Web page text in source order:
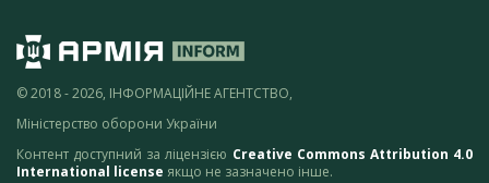
© 2018 - 2026, ІНФОРМАЦІЙНЕ АГЕНТСТВО,
Міністерство оборони України
Контент доступний за ліцензією Creative Commons Attribution 4.0
International license якщо не зазначено інше.